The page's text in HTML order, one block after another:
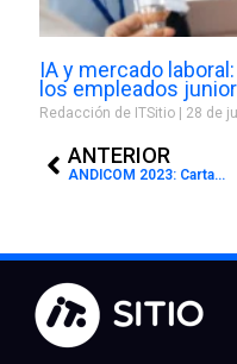
IA y mercado
los empleados
Redacción de ITSitio 28 de
ANTERIOR
ANDICOM 2023: Cartagena será el epicentro del congreso empresarial, tecnológico y de innovación